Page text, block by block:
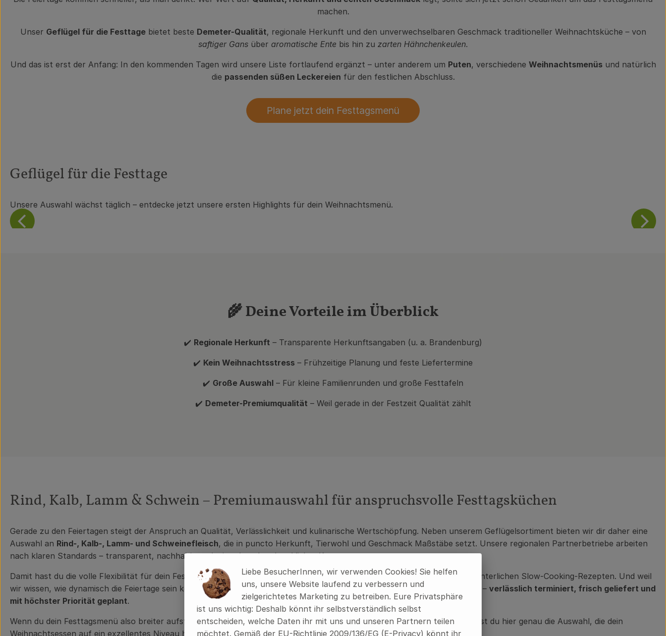
machen.
Unser Geflügel für die Festtagebietet beste Demeter-Qualität, regionale Herkunft und den unverwechselbaren Geschmack traditioneller Weihnachtsküche – von
saftiger Gans über aromatische Ente bis hin zu zarten Hähnchenkeulen.
Und das ist erst der Anfang: In den kommenden Tagen wird unsere Liste fortlaufend ergänzt – unter anderem um Puten, verschiedene Weihnachtsmenüsund natürlich
die passenden süßen Leckereien für den festlichen Abschluss.
Plane jetzt dein Festtagsmenü
Geflügel für die Festtage
Unsere Auswahl wächst täglich – entdecke jetzt unsere ersten Highlights für dein Weihnachtsmenü.
🌾 Deine Vorteile im Überblick
✔️ Regionale Herkunft – Transparente Herkunftsangaben (u. a. Brandenburg)
✔️ Kein Weihnachtsstress – Frühzeitige Planung und feste Liefertermine
✔️ Große Auswahl – Für kleine Familienrunden und große Festtafeln
✔️ Demeter-Premiumqualität – Weil gerade in der Festzeit Qualität zählt
Rind, Kalb, Lamm & Schwein – Premiumauswahl für anspruchsvolle Festtagsküchen
Gerade zu den Feiertagen steigt der Anspruch an Qualität, Verlässlichkeit und kulinarische Wertschöpfung. Neben unserem Geflügelsortiment bieten wir dir daher eine
Auswahl an Rind-, Kalb-, Lamm- und Schweinefleisch, die in puncto Herkunft, Tierwohl und Geschmack Maßstäbe setzt. Unsere regionalen Partnerbetriebe arbeiten
nach klaren Standards – transparent, nachhaltig und mit echter handwerklicher Kompetenz.
Damit hast du die volle Flexibilität für dein Festtagsmenü: vom klassischen Braten über feine Kurzbratgerichte bis hin zu winterlichen Slow-Cooking-Rezepten. Und weil
wir wissen, wie dynamisch die Feiertage sein können, erhältst du bei uns ausschließlich Ware, die deinen Ablauf unterstützt – verlässlich terminiert, frisch geliefert und
mit höchster Priorität geplant.
Wenn du dein Festtagsmenü also breiter aufstellen oder bewusst jenseits des klassischen Geflügels planen möchtest, findest du hier genau die Auswahl, die dein
Weihnachtsessen auf ein exzellentes Niveau hebt.
Liebe BesucherInnen, wir verwenden Cookies! Sie helfen
uns, unsere Website laufend zu verbessern und
zielgerichtetes Marketing zu betreiben. Eure Privatsphäre
ist uns wichtig: Deshalb könnt ihr selbstverständlich selbst
entscheiden, welche Daten ihr mit uns und unseren Partnern teilen
möchtet. Gemäß der EU-Richtlinie 2009/136/EG (E-Privacy) könnt ihr